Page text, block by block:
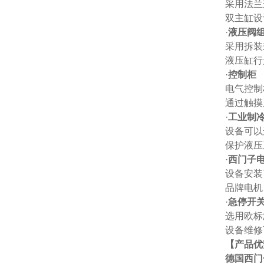
采用法
双主缸
·液压阀
采用拆
液压缸
·控制柜
电气控
通过触
·工业制
设备可
保护液
·西门子
设备安
品牌电
·急停开
选用欧
设备维
【产品
德国西